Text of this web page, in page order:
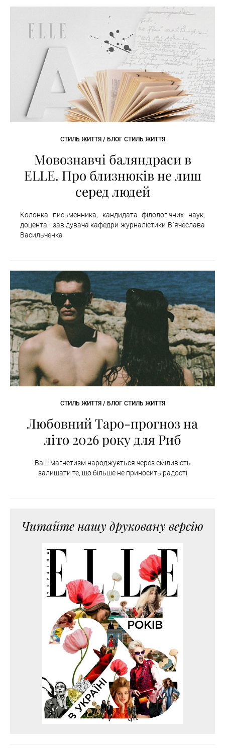
СТИЛЬ ЖИТТЯ / БЛОГ СТИЛЬ ЖИТТЯ
Мовознавчі баляндраси в
ELLE. Про близнюків не лиш
серед людей
Колонка письменника, кандидата філологічних наук,
доцента і завідувача кафедри журналістики В`ячеслава
Васильченка
СТИЛЬ ЖИТТЯ / БЛОГ СТИЛЬ ЖИТТЯ
Любовний Таро-прогноз на
літо 2026 року для Риб
Ваш магнетизм народжується через сміливість
залишати те, що більше не приносить радості
Читайте нашу друковану версію